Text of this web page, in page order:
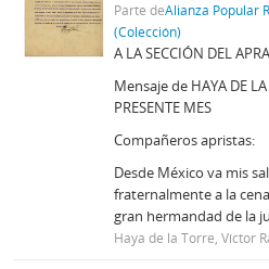
Parte deAlianza Popular
(Colección)
A LA SECCIÓN DEL
Mensaje de HAYA DE
PRESENTE MES
Compañeros apristas:
Desde México va mis
fraternalmente a la
gran hermandad de la
Haya de la Torre, Víctor